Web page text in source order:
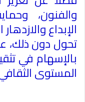
والفنون،
الإبداع
تحول دون ذلك،
بالإسهام في
المستوى